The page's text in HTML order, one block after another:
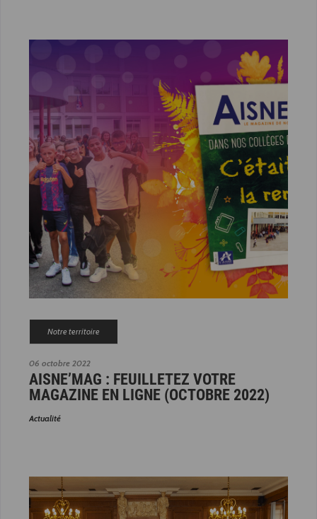
06 octobre 2022
Notre territoire
AISNE’MAG : FEUILLETEZ VOTRE
MAGAZINE EN LIGNE (OCTOBRE 2022)
Actualité